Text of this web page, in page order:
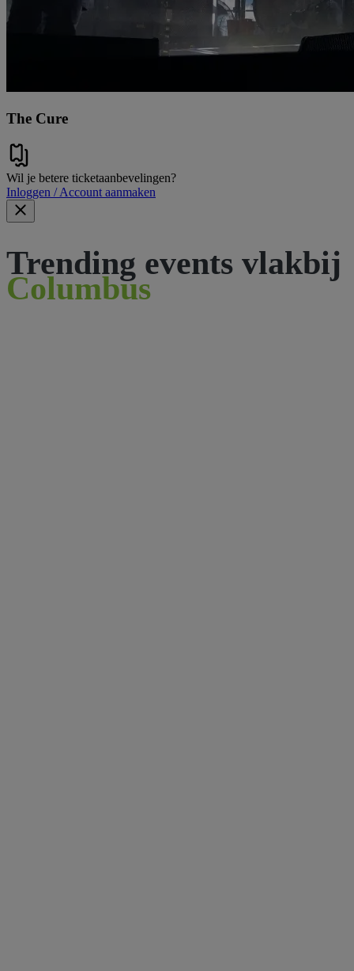
The Cure
Wil je betere ticketaanbevelingen?
Inloggen / Account aanmaken
Trending events vlakbij
Columbus